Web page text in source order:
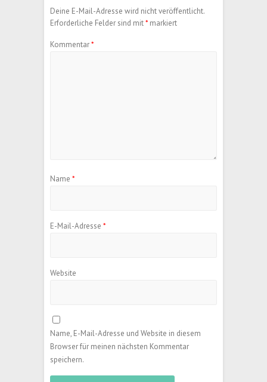
Deine E-Mail-Adresse wird nicht veröffentlicht.
Erforderliche Felder sind mit* markiert
Kommentar*
Name *
E-Mail-Adresse *
Website
Name, E-Mail-Adresse und Website in diesem
Browser für meinen nächsten Kommentar
speichern.